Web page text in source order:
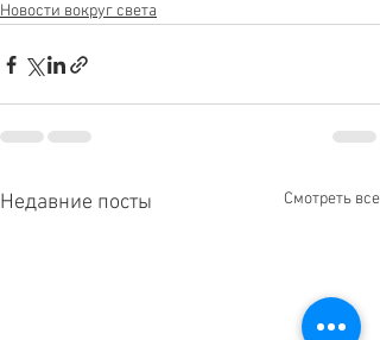
Новости вокруг света
Недавние посты Смотреть все